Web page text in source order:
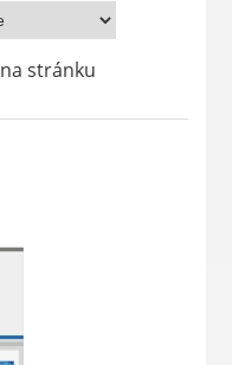
na stránku